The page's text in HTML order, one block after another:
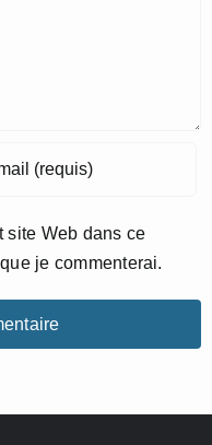
site Web dans ce
je commenterai.